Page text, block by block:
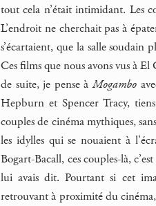
tout cela n’était intimidant. Les
L’endroit ne cherchait pas à
s’écartaient, que la salle soudain
Ces films que nous avons vus à
de suite, je pense àMogambo
Hepburn et Spencer Tracy,
couples de cinéma mythiques,
les idylles qui se nouaient à
Bogart-Bacall, ces couples-là,
lui avais dit. Pourtant si cet
retrouvant à proximité du cinéma,